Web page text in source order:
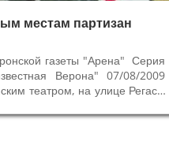
местам партизан
газеты "Арена" Серия
Верона" 07/08/2009
театром, на улице Регасте
погибшим за свободу,